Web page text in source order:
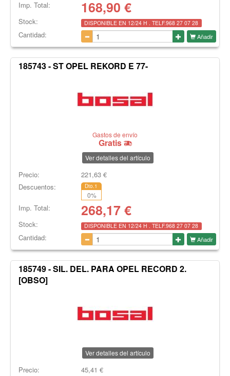
Imp. Total: 168,90 €
Stock: DISPONIBLE EN 12/24 H . TELF.968 27 07 28
Cantidad: Añadir
185743 - ST OPEL REKORD E 77-
Gastos de envío
Gratis
Ver detalles del artículo
Precio: 221,63€
Descuentos:
Dto.1
0%
Imp. Total: 268,17€
Stock: DISPONIBLE EN 12/24 H . TELF.968 27 07 28
Cantidad: Añadir
185749 - SIL. DEL. PARA OPEL RECORD 2.
[OBSO]
Ver detalles del artículo
Precio: 45,41 €